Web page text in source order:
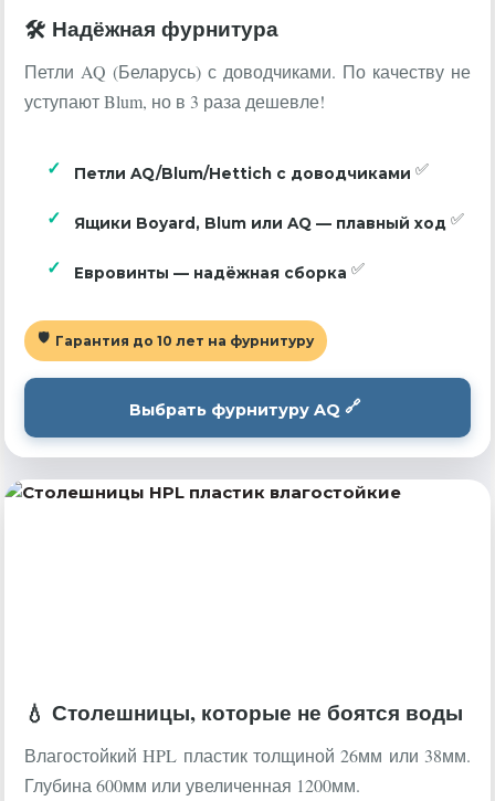
Надёжная фурнитура
Петли AQ (Беларусь) с доводчиками. По качеству не
уступают Blum, но в 3 раза дешевле!
Петли AQ/Blum/Hettich с доводчиками
Ящики Boyard, Blum или AQ — плавный ход
Евровинты — надёжная сборка
Гарантия до 10 лет на фурнитуру
Выбрать фурнитуру AQ
Столешницы, которые не боятся воды
Влагостойкий HPL пластик толщиной 26мм или 38мм.
Глубина 600мм или увеличенная 1200мм.